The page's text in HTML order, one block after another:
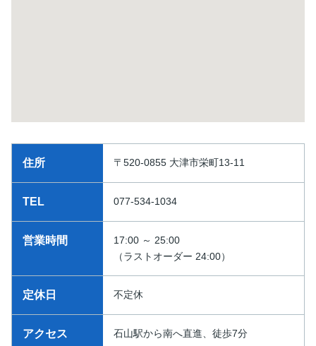
住所 〒520-0855 大津市栄町13-11
TEL 077-534-1034
営業時間
17:00 ～ 25:00
（ラストオーダー 24:00）
定休日 不定休
アクセス 石山駅から南へ直進、徒歩7分